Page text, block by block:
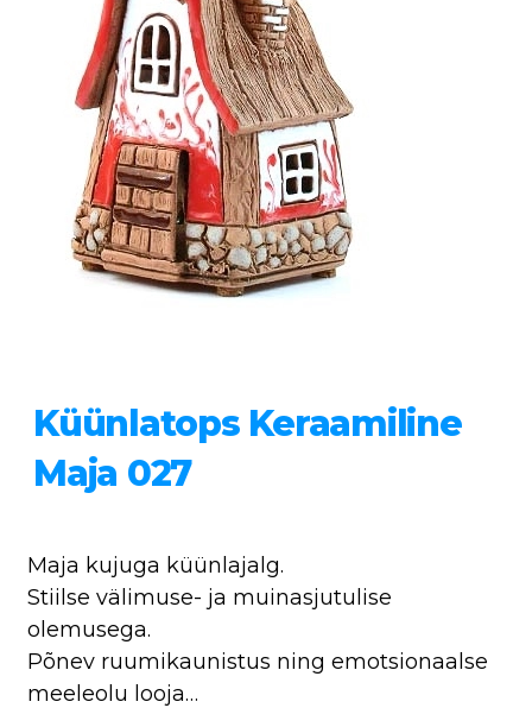
Küünlatops Keraamiline
Maja 027
Maja kujuga küünlajalg.
Stiilse välimuse- ja muinasjutulise
olemusega.
Põnev ruumikaunistus ning emotsionaalse
meeleolu looja…